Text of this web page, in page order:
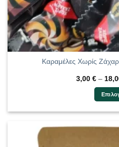
Καραμέλες Χωρίς
3,00 € –